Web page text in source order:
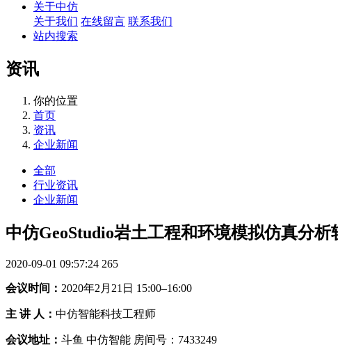
关于中仿
关于我们 在线留言 联系我们
站内搜索
资讯
你的位置
首页
资讯
企业新闻
全部
行业资讯
企业新闻
中仿GeoStudio岩土工程和环境模拟仿真分
2020-09-01 09:57:24 265
会议时间： 2020年2月21日 15:00–16:00
主 讲 人： 中仿智能科技工程师
会议地址： 斗鱼 中仿智能 房间号：7433249